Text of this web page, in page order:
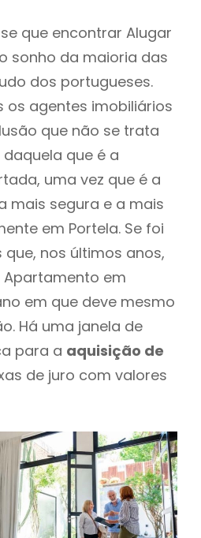
que encontrar Alugar
sonho da maioria das
dos portugueses.
os agentes imobiliários
que não se trata
que é a
uma vez que é a
mais segura e a mais
em Portela. Se foi
nos últimos anos,
Apartamento em
em que deve mesmo
Há uma janela de
para a aquisição de
de juro com valores